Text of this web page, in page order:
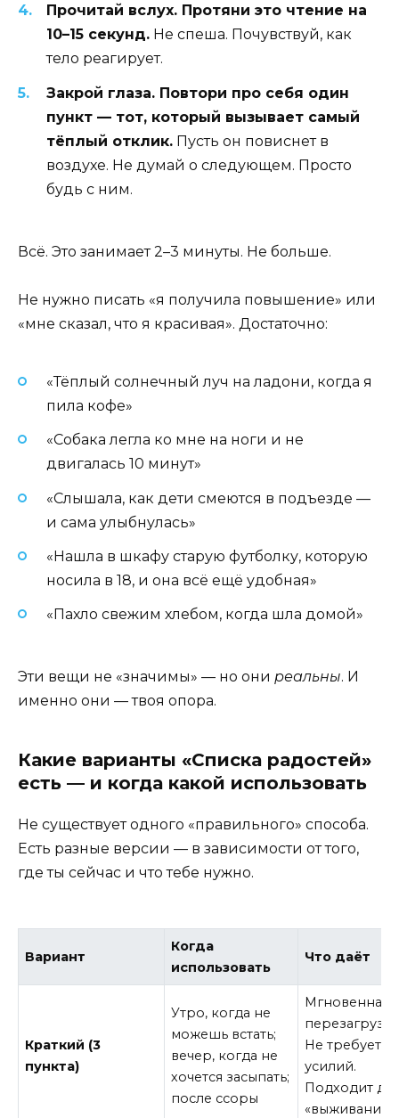
Прочитай вслух. Протяни это чтение на
10–15 секунд. Не спеша. Почувствуй, как
тело реагирует.
Закрой глаза. Повтори про себя один
пункт — тот, который вызывает самый
тёплый отклик. Пусть он повиснет в
воздухе. Не думай о следующем. Просто
будь с ним.
Всё. Это занимает 2–3 минуты. Не больше.
Не нужно писать «я получила повышение» или
«мне сказал, что я красивая». Достаточно:
«Тёплый солнечный луч на ладони, когда я
пила кофе»
«Собака легла ко мне на ноги и не
двигалась 10 минут»
«Слышала, как дети смеются в подъезде —
и сама улыбнулась»
«Нашла в шкафу старую футболку, которую
носила в 18, и она всё ещё удобная»
«Пахло свежим хлебом, когда шла домой»
Эти вещи не «значимы» — но они реальны. И
именно они — твоя опора.
Какие варианты «Списка радостей»
есть — и когда какой использовать
Не существует одного «правильного» способа.
Есть разные версии — в зависимости от того,
где ты сейчас и что тебе нужно.
Вариант
Когда
использовать
Что даёт
Краткий (3
пункта)
Утро, когда не
можешь встать;
вечер, когда не
хочется засыпать;
после ссоры
Мгновенная
Не требует
усилий.
Подходит
«выживания»